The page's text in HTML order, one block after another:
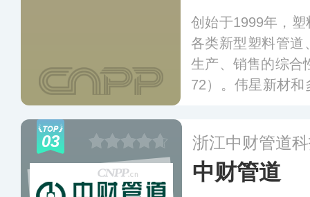
创始于1999年，
各类新型塑料管道
生产、销售的综合
72）。伟星新材
下伟星管、伟星采
LE咖乐等多个产
03 浙江中财管道
中财管道